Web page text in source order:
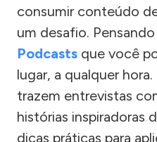
consumir conteúdo
um desafio.
Podcasts que você
lugar, a qualquer
trazem entrevistas
histórias inspiradoras
dicas práticas para